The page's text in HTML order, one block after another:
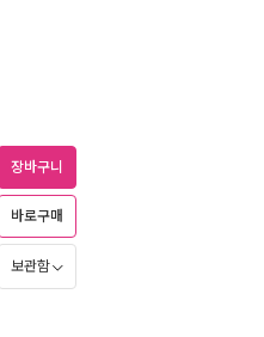
장바구니
바로구매
보관함